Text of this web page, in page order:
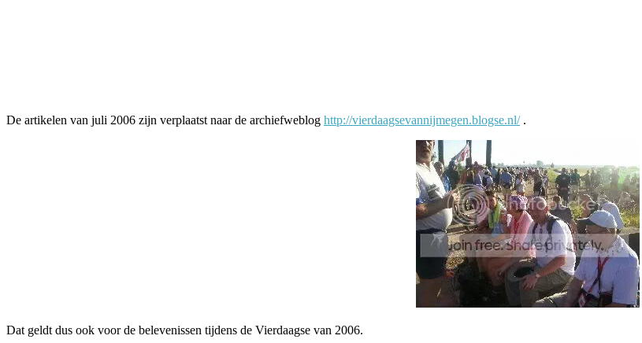
De artikelen van juli 2006 zijn verplaatst naar de archiefweblog http://vierdaagsevannijmegen.blogse.nl/.
Dat geldt dus ook voor de belevenissen tijdens de Vierdaagse van 2006.